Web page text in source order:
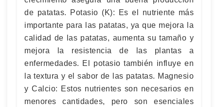
de patatas. Potasio (K): Es el nutriente más
importante para las patatas, ya que mejora la
calidad de las patatas, aumenta su tamaño y
mejora la resistencia de las plantas a
enfermedades. El potasio también influye en
la textura y el sabor de las patatas. Magnesio
y Calcio: Estos nutrientes son necesarios en
menores cantidades, pero son esenciales